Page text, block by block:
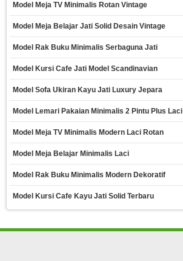
Model Meja TV Minimalis Rotan Vintage
Model Meja Belajar Jati Solid Desain Vintage
Model Rak Buku Minimalis Serbaguna Jati
Model Kursi Cafe Jati Model Scandinavian
Model Sofa Ukiran Kayu Jati Luxury Jepara
Model Lemari Pakaian Minimalis 2 Pintu Plus Laci
Model Meja TV Minimalis Modern Laci Rotan
Model Meja Belajar Minimalis Laci
Model Rak Buku Minimalis Modern Dekoratif
Model Kursi Cafe Kayu Jati Solid Terbaru